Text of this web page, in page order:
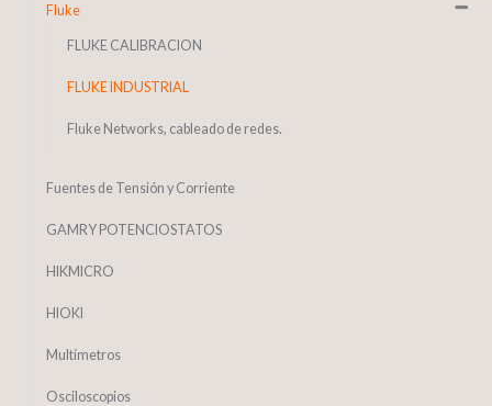
Fluke
FLUKE CALIBRACION
FLUKE INDUSTRIAL
Fluke Networks, cableado de redes.
Fuentes de Tensión y Corriente
GAMRY POTENCIOSTATOS
HIKMICRO
HIOKI
Multímetros
Osciloscopios